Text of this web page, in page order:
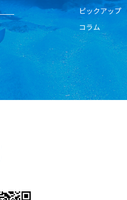
ピックアップ
コラム